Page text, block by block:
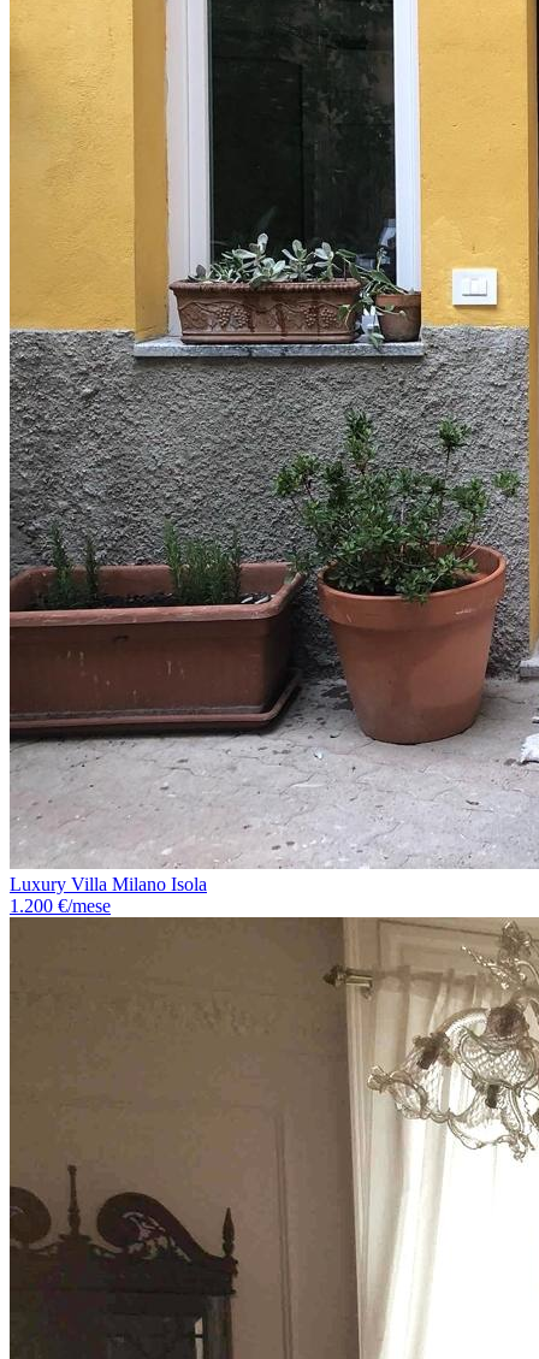
Luxury Villa Milano Isola
1.200 €/mese